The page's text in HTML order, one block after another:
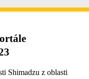
Shimadzu z oblasti